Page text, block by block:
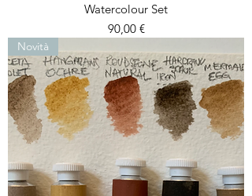
Watercolour Set
Prezzo
90,00 €
Novità